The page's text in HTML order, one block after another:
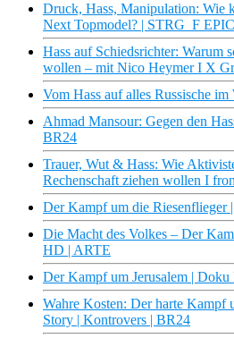
Druck, Hass, Manipulation: Wie
Next Topmodel? | STRG_F EPIC
Hass auf Schiedsrichter: Warum
wollen – mit Nico Heymer I X
Vom Hass auf alles Russische
Ahmad Mansour: Gegen den
BR24
Trauer, Wut & Hass: Wie
Rechenschaft ziehen wollen I
Der Kampf um die
Die Macht des Volkes – Der
HD | ARTE
Der Kampf um Jerusalem |
Wahre Kosten: Der harte Kampf
Story | Kontrovers | BR24